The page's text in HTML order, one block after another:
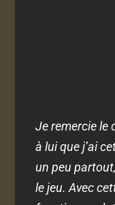
Je remercie le
à lui que j’ai
un peu
le jeu. Avec